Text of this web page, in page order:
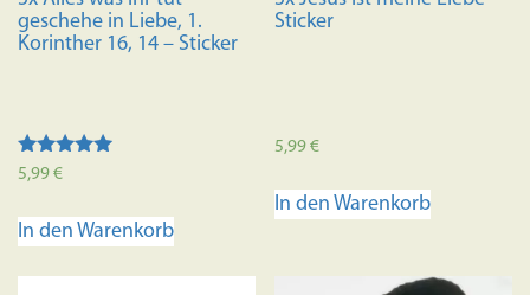
geschehe in Liebe, 1.
Korinther 16, 14 – Sticker
Bewertet mit
5,99€
In den Warenkorb
Sticker
5,99€
In den Warenkorb